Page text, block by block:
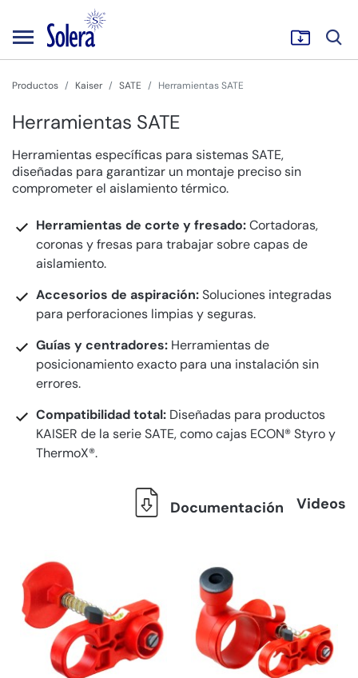
Productos Kaiser SATE Herramientas SATE
Herramientas SATE
Herramientas específicas para sistemas SATE,
diseñadas para garantizar un montaje preciso sin
comprometer el aislamiento térmico.
Herramientas de corte y fresado:Cortadoras,
coronas y fresas para trabajar sobre capas de
aislamiento.
Accesorios de aspiración:Soluciones integradas
para perforaciones limpias y seguras.
Guías y centradores: Herramientas de
posicionamiento exacto para una instalación sin
errores.
Compatibilidad total: Diseñadas para productos
KAISER de la serie SATE, como cajas ECON® Styro y
ThermoX®.
Documentación Videos